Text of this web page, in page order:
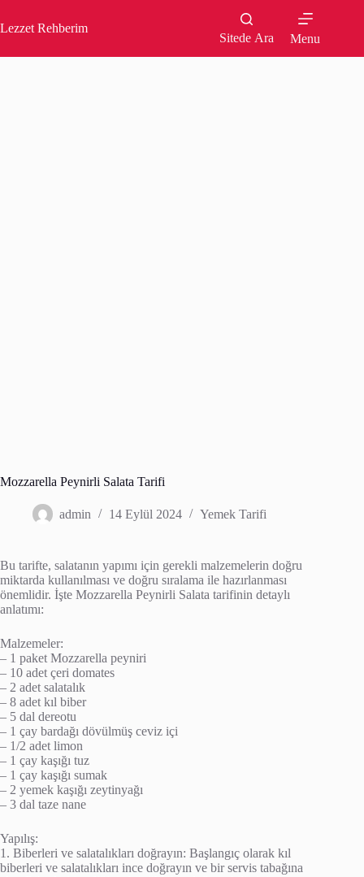
to
content
Lezzet Rehberim
Sitede Ara Menu
Mozzarella Peynirli Salata Tarifi
admin 14 Eylül 2024 Yemek Tarifi
Bu tarifte, salatanın yapımı için gerekli malzemelerin doğru
miktarda kullanılması ve doğru sıralama ile hazırlanması
önemlidir. İşte Mozzarella Peynirli Salata tarifinin detaylı
anlatımı:
Malzemeler:
– 1 paket Mozzarella peyniri
– 10 adet çeri domates
– 2 adet salatalık
– 8 adet kıl biber
– 5 dal dereotu
– 1 çay bardağı dövülmüş ceviz içi
– 1/2 adet limon
– 1 çay kaşığı tuz
– 1 çay kaşığı sumak
– 2 yemek kaşığı zeytinyağı
– 3 dal taze nane
Yapılış:
1. Biberleri ve salatalıkları doğrayın: Başlangıç olarak kıl
biberleri ve salatalıkları ince doğrayın ve bir servis tabağına